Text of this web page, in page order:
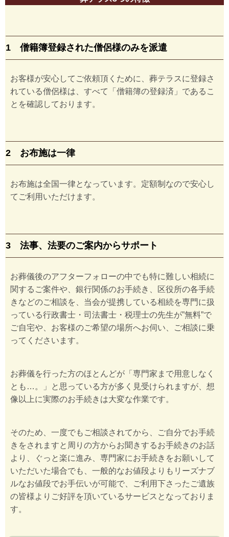
1 僧籍簿登録された僧侶様のみを派遣
お客様が安心してご依頼頂くために、葬テラスに登録さ
れている僧侶様は、すべて「僧籍簿の登録済」であるこ
とを確認しております。
2 お布施は一律
お布施は全国一律となっています。定額制なので安心し
てご利用いただけます。
3 法事、法要のご案内からサポート
お葬儀後のアフターフォローの中でも特に難しい相続に
関するご案件や、銀行関係のお手続き、区役所の各手続
きなどのご相談を、当会が提携している相続を専門に扱
っている行政書士・司法書士・税理士の先生が”無料”で
ご自宅や、お客様のご希望の場所へお伺い、ご相談に乗
ってくださいます。
お葬儀を行った方のほとんどが「専門家まで用意しなく
とも…。」と思っている方が多く見受けられますが、想
像以上に実際のお手続きは大変な作業です。
そのため、一度でもご相談されてから、ご自分でお手続
きをされますと周りの方からお聞きするお手続きのお話
より、ぐっと楽に進み、専門家にお手続きをお願いして
いただいた場合でも、一般的なお値段よりもリーズナブ
ルなお値段でお手伝いが可能で、ご利用下さったご遺族
の皆様よりご好評を頂いているサービスとなっておりま
す。